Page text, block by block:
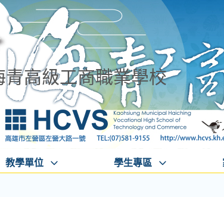
青高級工商職業學校
教學單位 學生專區